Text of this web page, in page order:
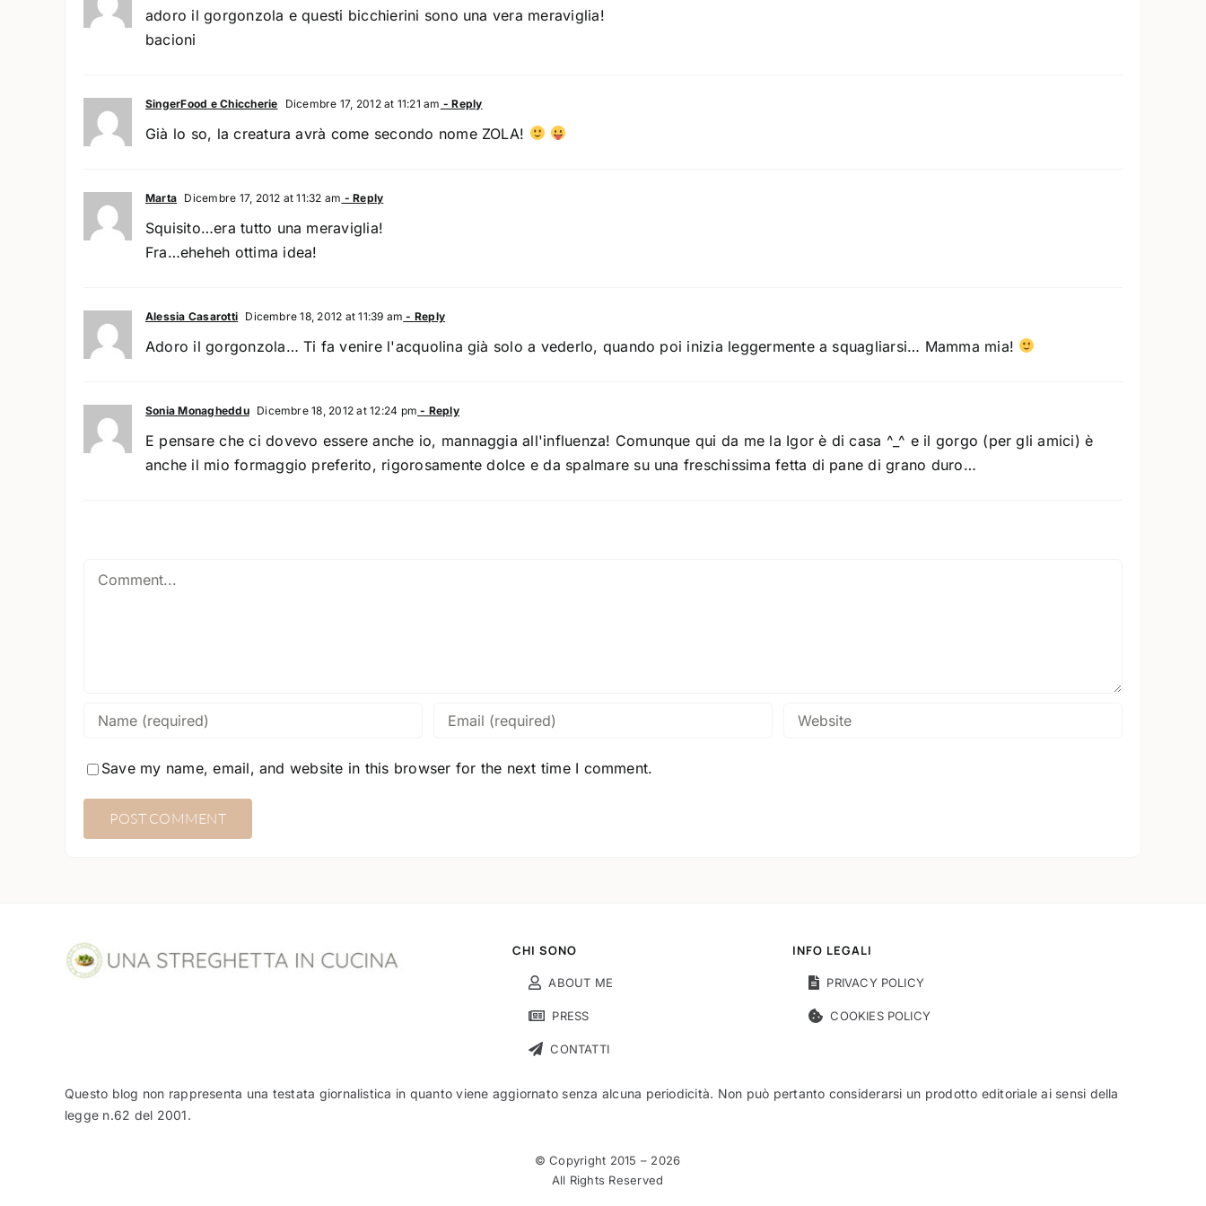
adoro il gorgonzola e questi bicchierini sono una vera meraviglia!
bacioni
SingerFood e Chiccherie Dicembre 17, 2012 at 11:21 am - Reply
Già lo so, la creatura avrà come secondo nome ZOLA!
Marta Dicembre 17, 2012 at 11:32 am - Reply
Squisito…era tutto una meraviglia!
Fra…eheheh ottima idea!
Alessia Casarotti Dicembre 18, 2012 at 11:39 am - Reply
Adoro il gorgonzola… Ti fa venire l'acquolina già solo a vederlo, quando poi inizia leggermente a squagliarsi… Mamma mia!
Sonia Monagheddu Dicembre 18, 2012 at 12:24 pm - Reply
E pensare che ci dovevo essere anche io, mannaggia all'influenza! Comunque qui da me la Igor è di casa ^_^ e il gorgo (per gli amici) è
anche il mio formaggio preferito, rigorosamente dolce e da spalmare su una freschissima fetta di pane di grano duro…
Save my name, email, and website in this browser for the next time I comment.
CHI SONO
ABOUT ME
PRESS
CONTATTI
INFO LEGALI
PRIVACY POLICY
COOKIES POLICY
Questo blog non rappresenta una testata giornalistica in quanto viene aggiornato senza alcuna periodicità. Non può pertanto considerarsi un prodotto editoriale ai sensi della
legge n.62 del 2001.
© Copyright 2015 – 2026
All Rights Reserved